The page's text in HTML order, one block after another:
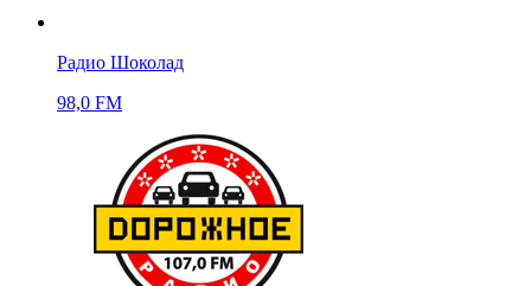
Радио Шоколад
98,0 FM